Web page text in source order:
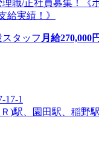
理職/正社員募集！《
給実績！》
タッフ 月給270,000
17-1
)駅、園田駅、稲野